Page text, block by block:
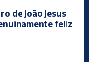
de João Jesus
feliz